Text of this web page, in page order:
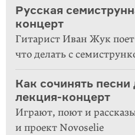
Русская
концерт
Гитарист Иван Жук поет
что делать с
Как сочинять
лекция-концерт
Играют, поют и
и проект Novoselie